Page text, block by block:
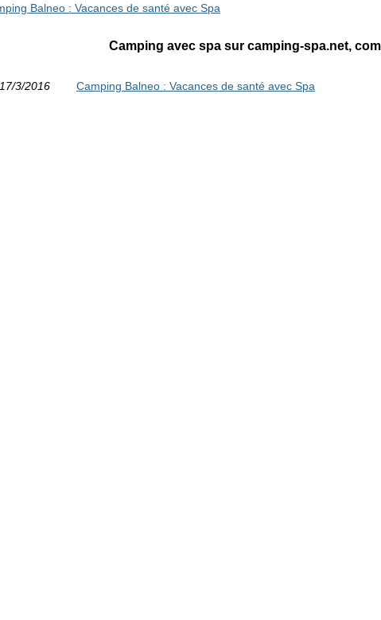
Balneo : Vacances de santé avec Spa
Camping avec spa sur camping-spa.net,
17/3/2016 Camping Balneo : Vacances de santé avec Spa